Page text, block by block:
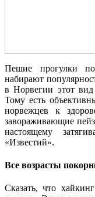
Пешие прогулки
набирают
в Норвегии этот
Тому есть
норвежцев к
завораживающие
настоящему
«Известий».
Все возрасты
Сказать, что